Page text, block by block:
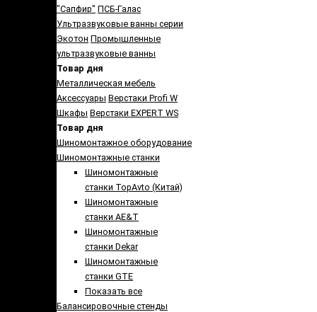
"Сапфир" ПСБ-Галас
Ультразвуковые ванны серии
Экотон Промышленные
ультразвуковые ванны
Товар дня
Металлическая мебель
Аксессуары Верстаки Profi W
Шкафы Верстаки EXPERT WS
Товар дня
Шиномонтажное оборудование
Шиномонтажные станки
Шиномонтажные
станки TopAvto (Китай)
Шиномонтажные
станки AE&T
Шиномонтажные
станки Dekar
Шиномонтажные
станки GTE
Показать все
Балансировочные стенды